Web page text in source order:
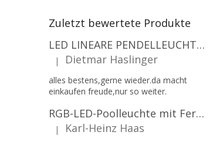
Zuletzt bewertete Produkte
LED LINEARE PENDELLEUCHTE EXECULINE 120CM, 30W, 3750LM, 96°, 4000K, IP20, WEISS [207806]
Die Produktbewertung beträgt 5 von 5 Sternen.
| Dietmar Haslinger
alles bestens,gerne wieder.da macht
einkaufen freude,nur so weiter.
RGB-LED-Poolleuchte mit Fernbedienung, 12W, 1260lm, PAR56, 12V, 1+1 gratis!
Die Produktbewertung beträgt 5 von 5 Sternen.
| Karl-Heinz Haas